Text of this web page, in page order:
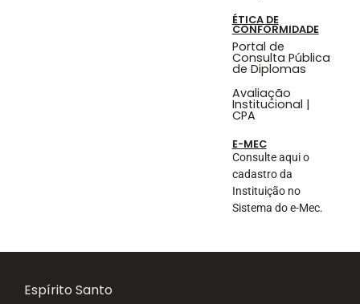
ÉTICA DE
CONFORMIDADE
Portal de
Consulta Pública
de Diplomas
Avaliação
Institucional |
CPA
E-MEC
Consulte aqui o
cadastro da
Instituição no
Sistema do e-Mec.
Espírito Santo